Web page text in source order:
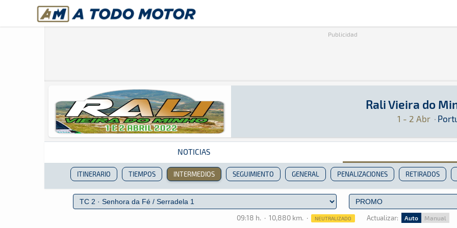
A Todo Motor· Revista del motor desde 1999
Revista del motor desde 1999
Publicidad
Rali Vieira do
1 - 2 Abr ·
Tierra · Rali Vieira do Minho 2022: Aquí
NOTICIAS
ITINERARIO TIEMPOS INTERMEDIOS SEGUIMIENTO GENERAL PENALIZACIONES RETIRADOS
09:18 h. · 10,880 km. · NEUTRALIZADO Actualizar: Auto Manual